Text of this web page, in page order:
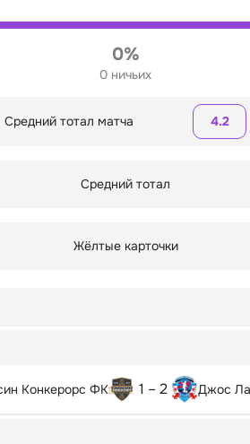
0%
0 ничьих
Средний тотал матча 4.2
Средний тотал
Жёлтые карточки
Конкерорс ФК 1 – 2 Джос